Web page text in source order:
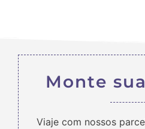
Monte
Viaje com nossos